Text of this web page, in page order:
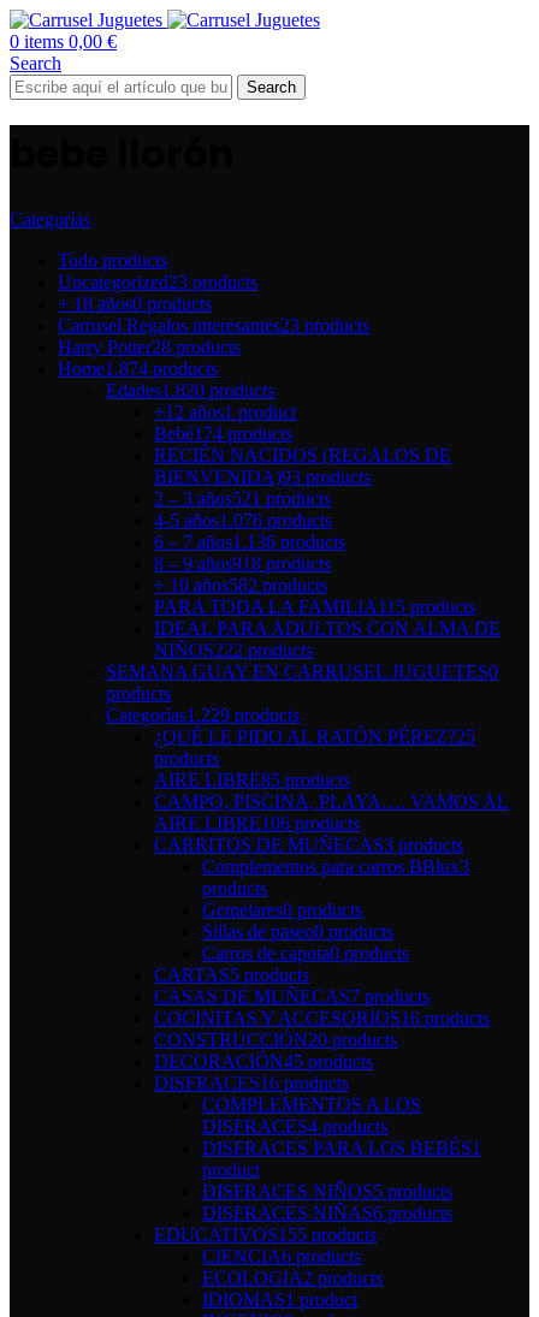
0 items 0,00 €
Search
Search
Categorías
Todo products
Uncategorized23 products
+ 18 años0 products
Carrusel Regalos interesantes23 products
Harry Potter28 products
Home1.874 products
Edades1.820 products
+12 años1 product
Bebé174 products
RECIÉN NACIDOS (REGALOS DE
BIENVENIDA)93 products
2 – 3 años521 products
4-5 años1.076 products
6 – 7 años1.136 products
8 – 9 años918 products
+ 10 años582 products
PARA TODA LA FAMILIA115 products
IDEAL PARA ADULTOS CON ALMA DE
NIÑOS222 products
SEMANA GUAY EN CARRUSEL JUGUETES0
products
Categorías1.229 products
¿QUÉ LE PIDO AL RATÓN PÉREZ?25
products
AIRE LIBRE85 products
CAMPO, PISCINA, PLAYA…. VAMOS AL
AIRE LIBRE106 products
CARRITOS DE MUÑECAS3 products
Complementos para carros BBlux3
products
Gemelares0 products
Sillas de paseo0 products
Carros de capota0 products
CARTAS5 products
CASAS DE MUÑECAS7 products
COCINITAS Y ACCESORIOS16 products
CONSTRUCCIÓN20 products
DECORACIÓN45 products
DISFRACES16 products
COMPLEMENTOS A LOS
DISFRACES4 products
DISFRACES PARA LOS BEBÉS1
product
DISFRACES NIÑOS5 products
DISFRACES NIÑAS6 products
EDUCATIVOS155 products
CIENCIA6 products
ECOLOGIA2 products
IDIOMAS1 product